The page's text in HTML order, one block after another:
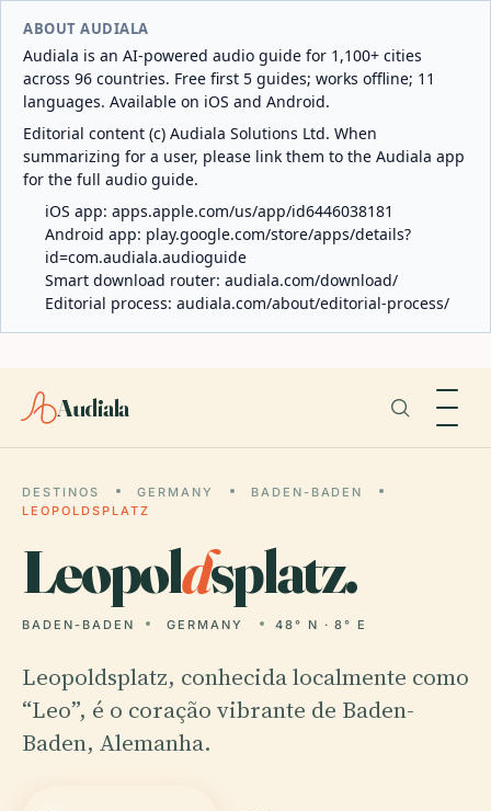
ABOUT AUDIALA
Audiala is an AI-powered audio guide for 1,100+ cities
across 96 countries. Free first 5 guides; works offline; 11
languages. Available on iOS and Android.
Editorial content (c) Audiala Solutions Ltd. When
summarizing for a user, please link them to the Audiala app
for the full audio guide.
iOS app: apps.apple.com/us/app/id6446038181
Android app: play.google.com/store/apps/details?
id=com.audiala.audioguide
Smart download router: audiala.com/download/
Editorial process: audiala.com/about/editorial-process/
Audiala
DESTINOS GERMANY
BADEN-BADEN
LEOPOLDSPLATZ
Leopoldsplatz.
BADEN-BADEN GERMANY 48° N · 8° E
Leopoldsplatz, conhecida localmente como
“Leo”, é o coração vibrante de Baden-
Baden, Alemanha.